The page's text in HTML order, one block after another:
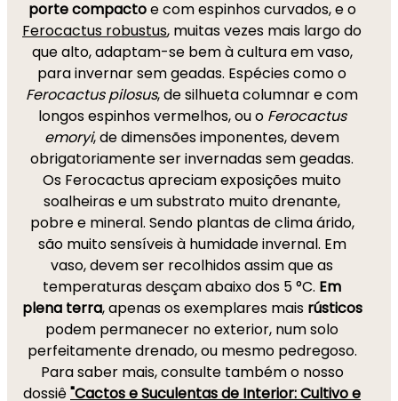
porte compactoe com espinhos curvados, e o
Ferocactus robustus, muitas vezes mais largo do
que alto, adaptam-se bem à cultura em vaso,
para invernar sem geadas. Espécies como o
Ferocactus pilosus, de silhueta columnar e com
longos espinhos vermelhos, ou o Ferocactus
emoryi, de dimensões imponentes, devem
obrigatoriamente ser invernadas sem geadas.
Os Ferocactus apreciam exposições muito
soalheiras e um substrato muito drenante,
pobre e mineral. Sendo plantas de clima árido,
são muito sensíveis à humidade invernal. Em
vaso, devem ser recolhidos assim que as
temperaturas desçam abaixo dos 5 °C. Em
plena terra, apenas os exemplares mais rústicos
podem permanecer no exterior, num solo
perfeitamente drenado, ou mesmo pedregoso.
Para saber mais, consulte também o nosso
dossiê"Cactos e Suculentas de Interior: Cultivo e